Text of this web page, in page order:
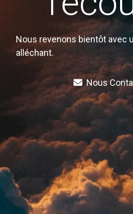
Nous revenons bientôt avec
alléchant.
Nous